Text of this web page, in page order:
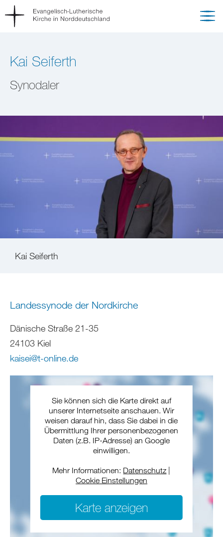
Kai Seiferth
Synodaler
Kai Seiferth
Landessynode der Nordkirche
Dänische Straße 21-35
24103 Kiel
kaisei@t-online.de
Sie können sich die Karte direkt auf
unserer Internetseite anschauen. Wir
weisen darauf hin, dass Sie dabei in die
Übermittlung Ihrer personenbezogenen
Daten (z.B. IP-Adresse) an Google
einwilligen.
Mehr Informationen: Datenschutz
Cookie Einstellungen
Karte anzeigen